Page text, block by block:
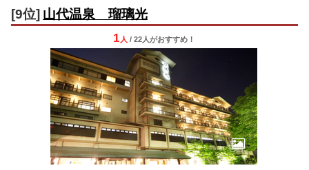
[9位] 山代温泉 瑠璃光
1 人 / 22人がおすすめ！